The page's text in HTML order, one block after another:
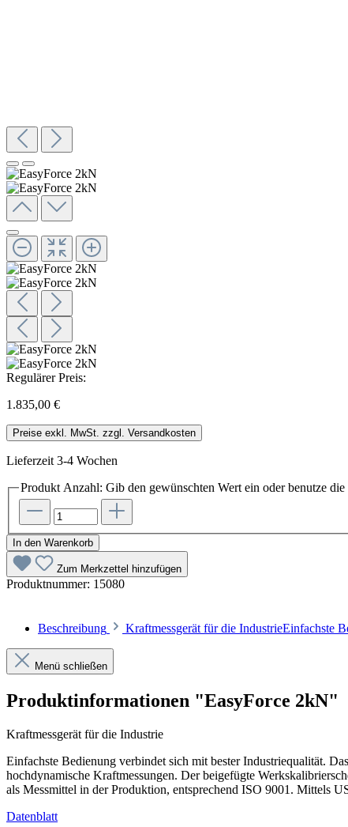
Regulärer Preis:
1.835,00 €
Preise exkl. MwSt. zzgl. Versandkosten
Lieferzeit 3-4 Wochen
Produkt Anzahl: Gib den gewünschten Wert ein oder benutze
In den Warenkorb
Zum Merkzettel hinzufügen
Produktnummer: 15080
Beschreibung Kraftmessgerät für die IndustrieEinfachste
Menü schließen
Produktinformationen "EasyForce 2kN"
Kraftmessgerät für die Industrie
Einfachste Bedienung verbindet sich mit bester Industriequalität.
hochdynamische Kraftmessungen. Der beigefügte
als Messmittel in der Produktion, entsprechend ISO 9001. Mittels
Datenblatt